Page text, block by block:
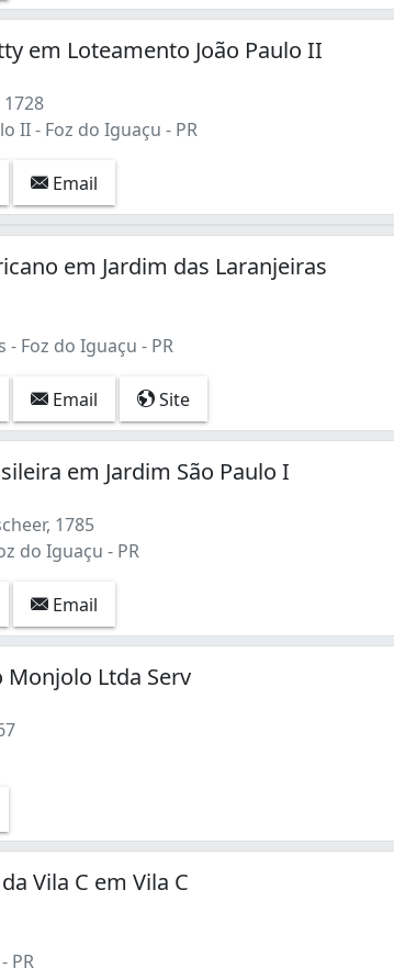
em Loteamento João Paulo II
II - Foz do Iguaçu - PR
Email
em Jardim das Laranjeiras
- Foz do Iguaçu - PR
Email Site
em Jardim São Paulo I
1785
do Iguaçu - PR
Email
Monjolo Ltda Serv
Vila C em Vila C
PR